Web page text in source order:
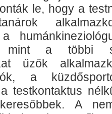
le, hogy a
mint a többi
űzők
a
testkontaktus
A